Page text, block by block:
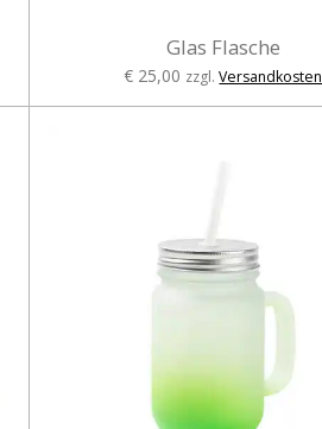
Glas Flasche
€ 25,00 zzgl.Versandkosten